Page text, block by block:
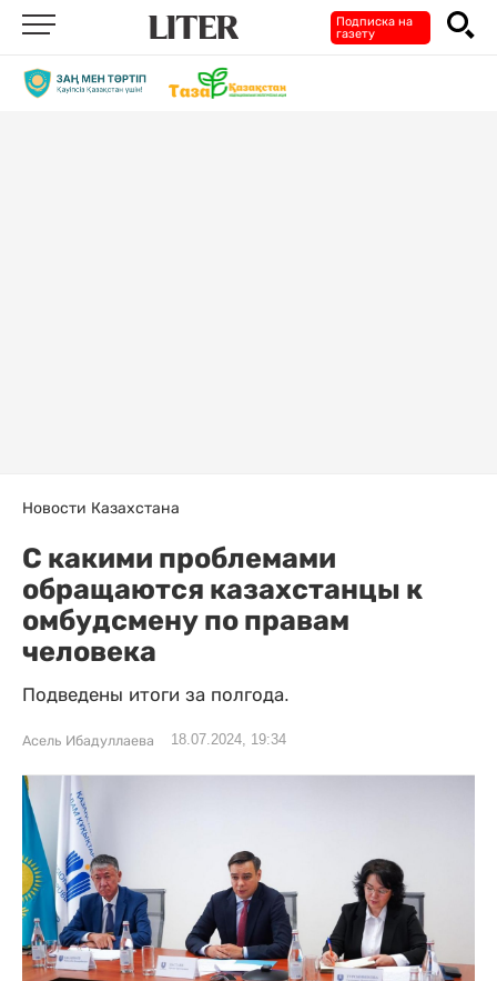
Подписка на
газету
Новости Казахстана
С какими проблемами
обращаются казахстанцы к
омбудсмену по правам
человека
Подведены итоги за полгода.
Асель Ибадуллаева 18.07.2024, 19:34